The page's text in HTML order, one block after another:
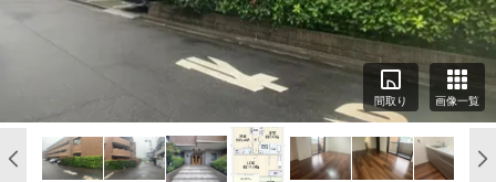
間取り 画像一覧